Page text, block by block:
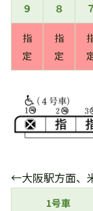
９ ８ ７
指
定
指
定
←大阪駅方面、
1号車